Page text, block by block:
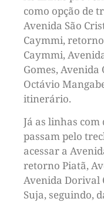
como opção de
Avenida São
Caymmi,
Caymmi,
Gomes, Avenida
Octávio
itinerário.
Já as linhas
passam pelo
acessar a
retorno Piatã,
Avenida Dorival
Suja, seguindo,